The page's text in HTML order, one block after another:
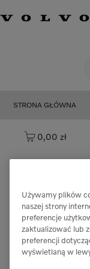
STRONA GŁÓWNA
Koszyk: pusty
0,00 zł
części
Używamy plików
naszej strony
preferencje
zaktualizować lub
preferencji
wyświetlaną w